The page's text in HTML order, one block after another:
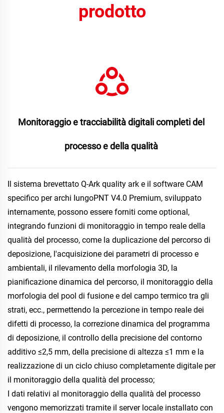
prodotto
Monitoraggio e tracciabilità digitali completi del
processo e della qualità
Il sistema brevettato Q-Ark quality ark e il software CAM
specifico per archi IungoPNT V4.0 Premium, sviluppato
internamente, possono essere forniti come optional,
integrando funzioni di monitoraggio in tempo reale della
qualità del processo, come la duplicazione del percorso di
deposizione, l'acquisizione dei parametri di processo e
ambientali, il rilevamento della morfologia 3D, la
pianificazione dinamica del percorso, il monitoraggio della
morfologia del pool di fusione e del campo termico tra gli
strati, ecc., permettendo la percezione in tempo reale dei
difetti di processo, la correzione dinamica del programma
di deposizione, il controllo della precisione del contorno
additivo ≤2,5 mm, della precisione di altezza ≤1 mm e la
realizzazione di un ciclo chiuso completamente digitale per
il monitoraggio della qualità del processo;
I dati relativi al monitoraggio della qualità del processo
vengono memorizzati tramite il server locale installato con